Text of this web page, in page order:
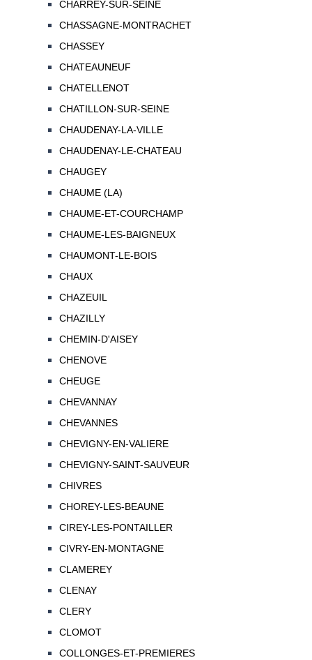
CHARREY-SUR-SEINE
CHASSAGNE-MONTRACHET
CHASSEY
CHATEAUNEUF
CHATELLENOT
CHATILLON-SUR-SEINE
CHAUDENAY-LA-VILLE
CHAUDENAY-LE-CHATEAU
CHAUGEY
CHAUME (LA)
CHAUME-ET-COURCHAMP
CHAUME-LES-BAIGNEUX
CHAUMONT-LE-BOIS
CHAUX
CHAZEUIL
CHAZILLY
CHEMIN-D'AISEY
CHENOVE
CHEUGE
CHEVANNAY
CHEVANNES
CHEVIGNY-EN-VALIERE
CHEVIGNY-SAINT-SAUVEUR
CHIVRES
CHOREY-LES-BEAUNE
CIREY-LES-PONTAILLER
CIVRY-EN-MONTAGNE
CLAMEREY
CLENAY
CLERY
CLOMOT
COLLONGES-ET-PREMIERES